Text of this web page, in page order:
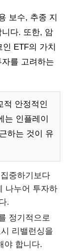
보수, 추종 지
다. 또한, 암
ETF의 가치
를 고려하는
적 안정적인
는 인플레이
하는 것이 유
중하기보다
나누어 투자하
.
정기적으로
리밸런싱을
야 합니다.